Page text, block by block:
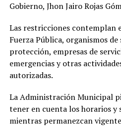
Gobierno, Jhon Jairo Rojas
Las restricciones contemplan
Fuerza Pública, organismos
protección, empresas de
emergencias y otras
autorizadas.
La Administración Municipal
tener en cuenta los horarios y
mientras permanezcan